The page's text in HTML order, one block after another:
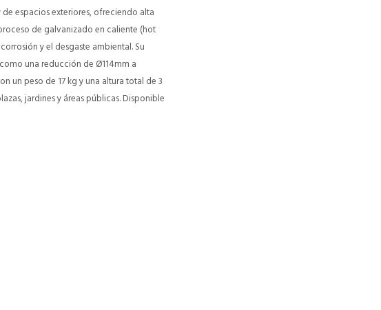
espacios exteriores, ofreciendo alta
de galvanizado en caliente (hot
y el desgaste ambiental. Su
una reducción de Ø114mm a
un peso de 17 kg y una altura total de 3
jardines y áreas públicas. Disponible